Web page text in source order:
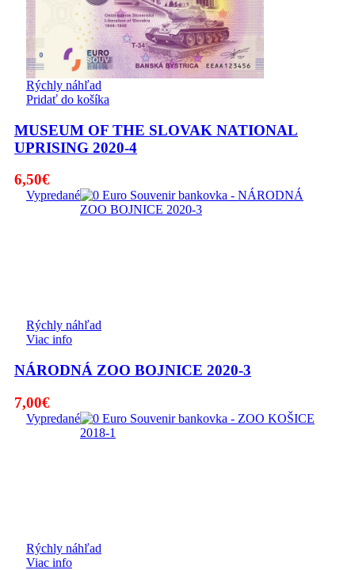
Rýchly náhľad
Pridať do košíka
MUSEUM OF THE SLOVAK NATIONAL
UPRISING 2020-4
6,50€
Vypredané
Rýchly náhľad
Viac info
NÁRODNÁ ZOO BOJNICE 2020-3
7,00€
Vypredané
Rýchly náhľad
Viac info